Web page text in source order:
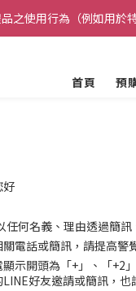
Email 註冊，確保能順
之使用行為（例如用於
人 Email 註冊，確保能
首頁
預
好
任何名義、理由透過簡
電話或簡訊，請提高警
示開頭為「+」、「+2
好友邀請或簡訊，也